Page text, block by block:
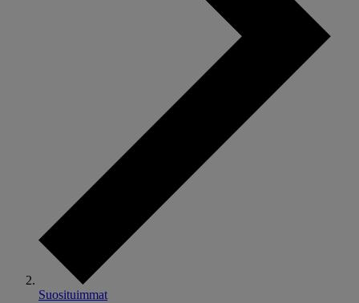
Suosituimmat